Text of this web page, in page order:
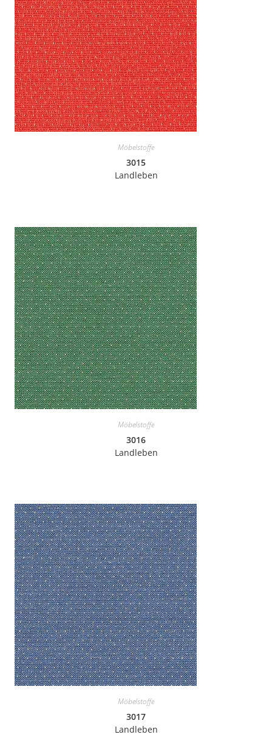
Möbelstoffe
3015
Landleben
Möbelstoffe
3016
Landleben
Möbelstoffe
3017
Landleben